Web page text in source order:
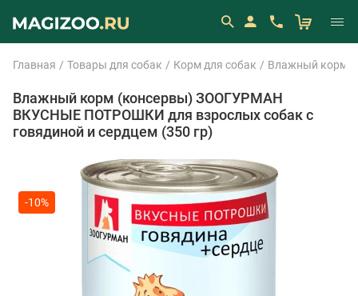
Главная Товары для собак Корм для собак Влажный корм
Влажный корм (консервы) ЗООГУРМАН
ВКУСНЫЕ ПОТРОШКИ для взрослых собак с
говядиной и сердцем (350 гр)
-10%